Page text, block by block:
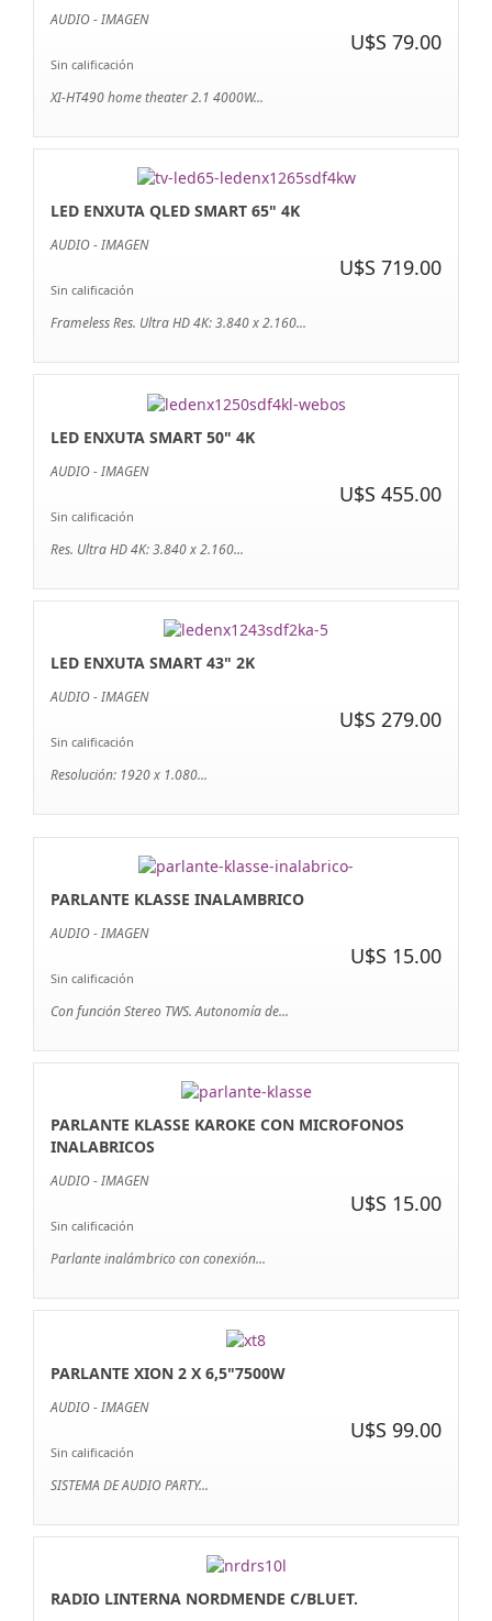
AUDIO - IMAGEN
U$S 79.00
Sin calificación
XI-HT490 home theater 2.1 4000W...
LED ENXUTA QLED SMART 65" 4K
AUDIO - IMAGEN
U$S 719.00
Sin calificación
Frameless Res. Ultra HD 4K: 3.840 x 2.160...
LED ENXUTA SMART 50" 4K
AUDIO - IMAGEN
U$S 455.00
Sin calificación
Res. Ultra HD 4K: 3.840 x 2.160...
LED ENXUTA SMART 43" 2K
AUDIO - IMAGEN
U$S 279.00
Sin calificación
Resolución: 1920 x 1.080...
PARLANTE KLASSE INALAMBRICO
AUDIO - IMAGEN
U$S 15.00
Sin calificación
Con función Stereo TWS. Autonomía de...
PARLANTE KLASSE KAROKE CON MICROFONOS
INALABRICOS
AUDIO - IMAGEN
U$S 15.00
Sin calificación
Parlante inalámbrico con conexión...
PARLANTE XION 2 X 6,5"7500W
AUDIO - IMAGEN
U$S 99.00
Sin calificación
SISTEMA DE AUDIO PARTY...
RADIO LINTERNA NORDMENDE C/BLUET.